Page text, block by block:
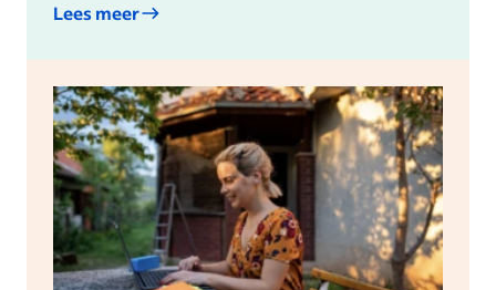
Lees meer